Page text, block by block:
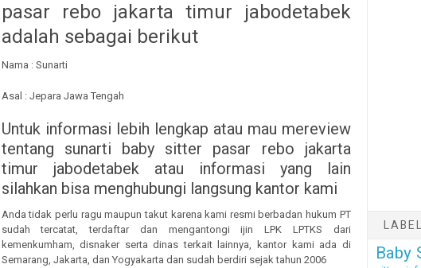
pasar rebo jakarta timur jabodetabek
adalah sebagai berikut
Nama : Sunarti
Asal : Jepara Jawa Tengah
Untuk informasi lebih lengkap atau mau mereview
tentang sunarti baby sitter pasar rebo jakarta
timur jabodetabek atau informasi yang lain
silahkan bisa menghubungi langsung kantor kami
Anda tidak perlu ragu maupun takut karena kami resmi berbadan hukum PT
sudah tercatat, terdaftar dan mengantongi ijin LPK LPTKS dari
kemenkumham, disnaker serta dinas terkait lainnya, kantor kami ada di
Semarang, Jakarta, dan Yogyakarta dan sudah berdiri sejak tahun 2006
Baby